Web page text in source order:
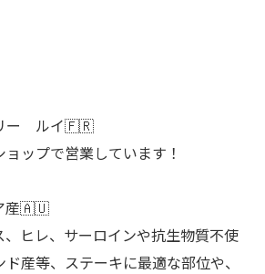
ー ルイ🇫🇷
ップで営業しています！
産🇦🇺
ヒレ、サーロインや抗生物質不使
産等、ステーキに最適な部位や、